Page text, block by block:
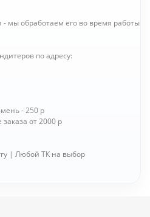
мы обработаем его во время работы
по адресу:
- 250 р
от 2000 р
| Любой ТК на выбор